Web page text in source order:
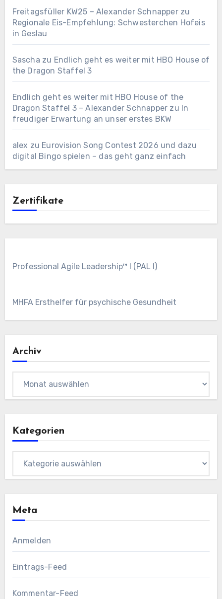
Freitagsfüller KW25 – Alexander Schnapperzu
Regionale Eis-Empfehlung: Schwesterchen Hofeis
in Geslau
Sascha zu Endlich geht es weiter mit HBO House of
the Dragon Staffel 3
Endlich geht es weiter mit HBO House of the
Dragon Staffel 3 – Alexander Schnapper zu In
freudiger Erwartung an unser erstes BKW
alex zu Eurovision Song Contest 2026 und dazu
digital Bingo spielen – das geht ganz einfach
Zertifikate
Professional Agile Leadership™ I (PAL I)
MHFA Ersthelfer für psychische Gesundheit
Archiv
Kategorien
Meta
Anmelden
Eintrags-Feed
Kommentar-Feed